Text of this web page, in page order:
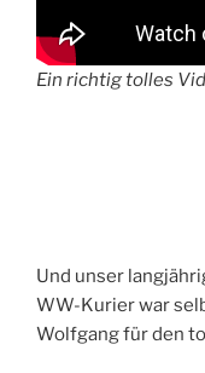
Ein richtig tolles
Und unser
WW-Kurier war
Wolfgang für den